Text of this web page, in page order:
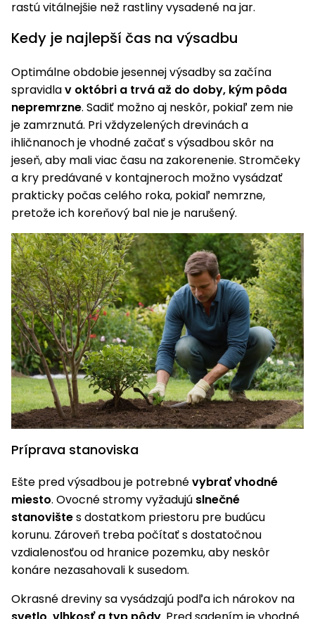
nože
Vidly
Štiepačky
vetiev
Špalíkovače
Fukáre a
vysávače
na lístie
Záhradné
vozíky
Fúriky
Rozmetadlá
a posypové
vozíky
Čerpadlá
a
vodárne
Vysokotlakové
umývačky
Zametacie
Snežné
frézy
Odhŕňače
a lopaty
na sneh
Postrekovače
a rosiče
Ochrana
Záhradné
koše
Krhly
obrubníky
Tieniace
Odpudzovače
a pasce
Príslušenstvo
stoly
Vibračné
Transportéry
Rezačky
na
betón
Meracie
prístroje
Nabíjačky
autobatérií
Vykurovanie
Navijaky
Príslušenstvo
Bagre
Seniorské
vozíky
Prilby
Doplnky
rastú vitálnejšie než rastliny vysadené na jar.
Kedy je najlepší čas na výsadbu
Optimálne obdobie jesennej výsadby sa začína
spravidlav októbri a trvá až do doby, kým pôda
nepremrzne. Sadiť možno aj neskôr, pokiaľ zem nie
je zamrznutá. Pri vždyzelených drevinách a
ihličnanoch je vhodné začať s výsadbou skôr na
jeseň, aby mali viac času na zakorenenie. Stromčeky
a kry predávané v kontajneroch možno vysádzať
prakticky počas celého roka, pokiaľ nemrzne,
pretože ich koreňový bal nie je narušený.
Príprava stanoviska
Ešte pred výsadbou je potrebnévybrať vhodné
miesto. Ovocné stromy vyžadujú slnečné
stanovištes dostatkom priestoru pre budúcu
korunu. Zároveň treba počítať s dostatočnou
vzdialenosťou od hranice pozemku, aby neskôr
konáre nezasahovali k susedom.
Okrasné dreviny sa vysádzajú podľa ich nárokov na